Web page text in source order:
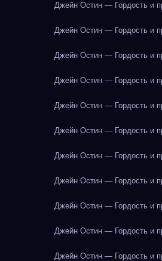
Джейн Остин — Гордость и
Джейн Остин — Гордость и
Джейн Остин — Гордость и
Джейн Остин — Гордость и
Джейн Остин — Гордость и
Джейн Остин — Гордость и
Джейн Остин — Гордость и
Джейн Остин — Гордость и
Джейн Остин — Гордость и
Джейн Остин — Гордость и
Джейн Остин — Гордость и